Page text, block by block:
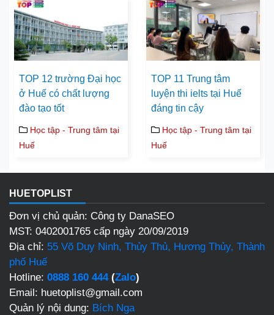
TOP 12 trường Đại học
ở Huế có chất lượng
đào tạo tốt
Học tập - Trung tâm tại
Huế
TOP 11 Trung tâm
luyện thi ielts tại Huế
đáng tin cậy
Học tập - Trung tâm tại
Huế
HUETOPLIST
Đơn vị chủ quản: Công ty DanaSEO
MST: 0402001765 cấp ngày 20/09/2019
Địa chỉ: 55 Võ Duy Ninh, Thủy Thủ, Hương Thủy, Thành
phố Huế
Hotline: 0888 160 444(Zalo)
Email: huetoplist@gmail.com
Quản lý nội dung: Bích Nga